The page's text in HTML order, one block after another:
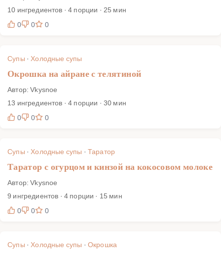
10 ингредиентов · 4 порции · 25 мин
0
0 0
Супы ·Холодные супы
Окрошка на айране с телятиной
Автор: Vkysnoe
13 ингредиентов · 4 порции · 30 мин
0
0 0
Супы ·Холодные супы · Таратор
Таратор с огурцом и кинзой на кокосовом молоке
Автор: Vkysnoe
9 ингредиентов · 4 порции · 15 мин
0
0 0
Супы ·Холодные супы · Окрошка